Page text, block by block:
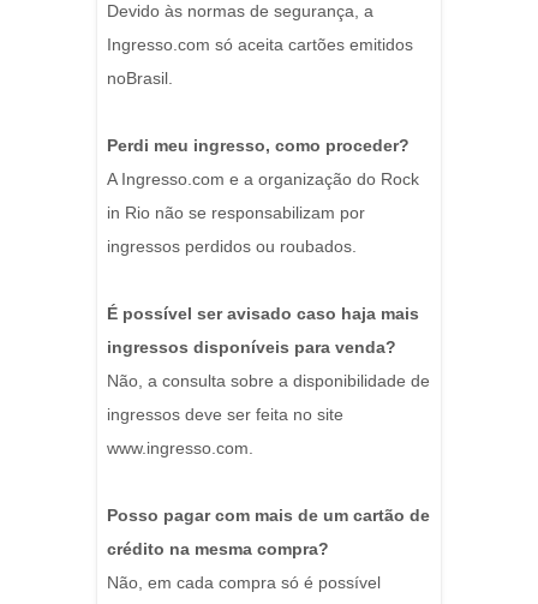
Devido às normas de segurança, a
Ingresso.com só aceita cartões emitidos
noBrasil.
Perdi meu ingresso, como proceder?
A Ingresso.com e a organização do Rock
in Rio não se responsabilizam por
ingressos perdidos ou roubados.
É possível ser avisado caso haja mais
ingressos disponíveis para venda?
Não, a consulta sobre a disponibilidade de
ingressos deve ser feita no site
www.ingresso.com.
Posso pagar com mais de um cartão de
crédito na mesma compra?
Não, em cada compra só é possível